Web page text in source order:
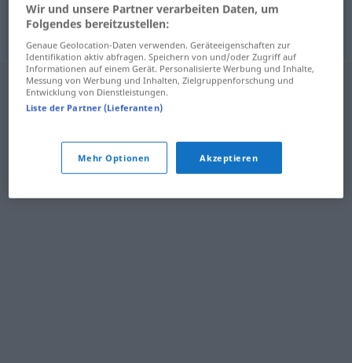
zábavnáelektronika F Unterhaltungselektronik
Wir und unsere Partner verarbeiten Daten, um
Folgendes bereitzustellen:
Genaue Geolocation-Daten verwenden. Geräteeigenschaften zur
Identifikation aktiv abfragen. Speichern von und/oder Zugriff auf
Informationen auf einem Gerät. Personalisierte Werbung und Inhalte,
Messung von Werbung und Inhalten, Zielgruppenforschung und
Entwicklung von Dienstleistungen.
Liste der Partner (Lieferanten)
Mehr Optionen Akzeptieren